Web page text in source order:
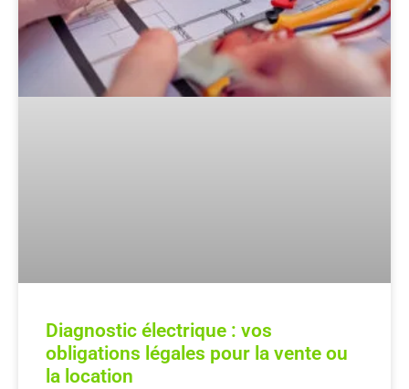
Diagnostic électrique : vos
obligations légales pour la vente ou
la location